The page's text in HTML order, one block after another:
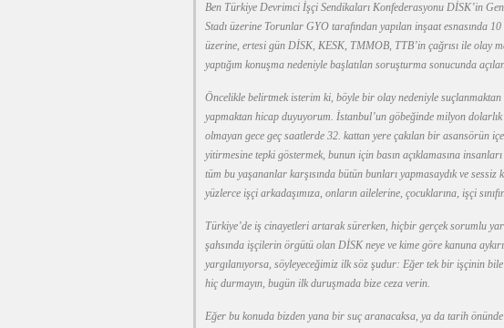
Ben Türkiye Devrimci İşçi Sendikaları Konfederasyonu DİSK’in
Stadı üzerine Torunlar GYO tarafından yapılan inşaat esnasında
üzerine, ertesi gün DİSK, KESK, TMMOB, TTB’in çağrısı ile olay
yaptığım konuşma nedeniyle başlatılan soruşturma sonucunda
Öncelikle belirtmek isterim ki, böyle bir olay nedeniyle
yapmaktan hicap duyuyorum. İstanbul’un göbeğinde milyon
olmayan gece geç saatlerde 32. kattan yere çakılan bir asansörün
yitirmesine tepki göstermek, bunun için basın açıklamasına
tüm bu yaşananlar karşısında bütün bunları yapmasaydık ve
yüzlerce işçi arkadaşımıza, onların ailelerine, çocuklarına, işçi
Türkiye’de iş cinayetleri artarak sürerken, hiçbir gerçek sorumlu
şahsında işçilerin örgütü olan DİSK neye ve kime göre kanuna
yargılanıyorsa, söyleyeceğimiz ilk söz şudur: Eğer tek bir işçinin
hiç durmayın, bugün ilk duruşmada bize ceza verin.
Eğer bu konuda bizden yana bir suç aranacaksa, ya da tarih